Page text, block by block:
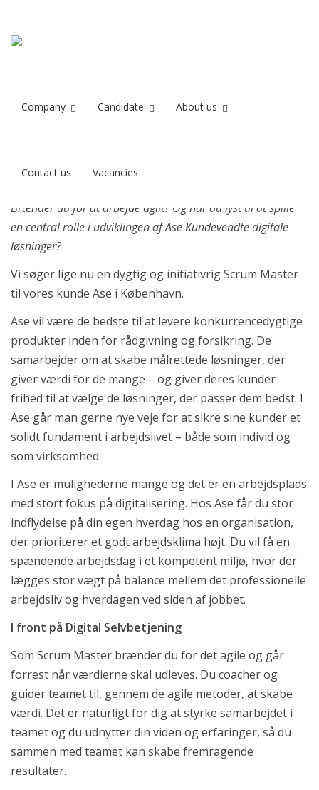
Company Candidate About us
Contact us Vacancies
Scrum Master til
Brænder du for at arbejde agilt? Og har du lyst til at spille
en central rolle i udviklingen af Ase Kundevendte digitale
løsninger?
Vi søger lige nu en dygtig og initiativrig Scrum Master
til vores kunde Ase i København.
Ase vil være de bedste til at levere konkurrencedygtige
produkter inden for rådgivning og forsikring. De
samarbejder om at skabe målrettede løsninger, der
giver værdi for de mange – og giver deres kunder
frihed til at vælge de løsninger, der passer dem bedst. I
Ase går man gerne nye veje for at sikre sine kunder et
solidt fundament i arbejdslivet – både som individ og
som virksomhed.
I Ase er mulighederne mange og det er en arbejdsplads
med stort fokus på digitalisering. Hos Ase får du stor
indflydelse på din egen hverdag hos en organisation,
der prioriterer et godt arbejdsklima højt. Du vil få en
spændende arbejdsdag i et kompetent miljø, hvor der
lægges stor vægt på balance mellem det professionelle
arbejdsliv og hverdagen ved siden af jobbet.
I front på Digital Selvbetjening
Som Scrum Master brænder du for det agile og går
forrest når værdierne skal udleves. Du coacher og
guider teamet til, gennem de agile metoder, at skabe
værdi. Det er naturligt for dig at styrke samarbejdet i
teamet og du udnytter din viden og erfaringer, så du
sammen med teamet kan skabe fremragende
resultater.